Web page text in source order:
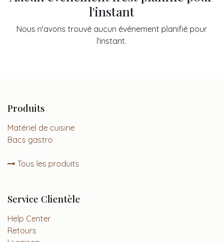
l'instant
Nous n'avons trouvé aucun événement planifié pour
l'instant.
Produits
Matériel de cuisine
Bacs gastro
Tous les produits
Service Clientèle
Help Center
Retours